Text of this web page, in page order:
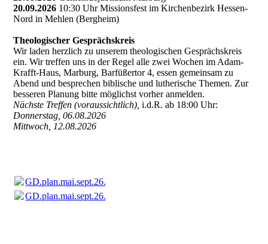
20.09.2026 10:30 Uhr Missionsfest im Kirchenbezirk Hessen-
Nord in Mehlen (Bergheim)
Theologischer Gesprächskreis
Wir laden herzlich zu unserem theologischen Gesprächskreis
ein. Wir treffen uns in der Regel alle zwei Wochen im Adam-
Krafft-Haus, Marburg, Barfüßertor 4, essen gemeinsam zu
Abend und besprechen biblische und lutherische Themen. Zur
besseren Planung bitte möglichst vorher anmelden.
Nächste Treffen (voraussichtlich),i.d.R. ab 18:00 Uhr:
Donnerstag, 06.08.2026
Mittwoch, 12.08.2026
GD.plan.mai.sept.26.ST.30.5.2026docx.pdf
GD.plan.mai.sept.26.ST.30.5.2026docx.pdf